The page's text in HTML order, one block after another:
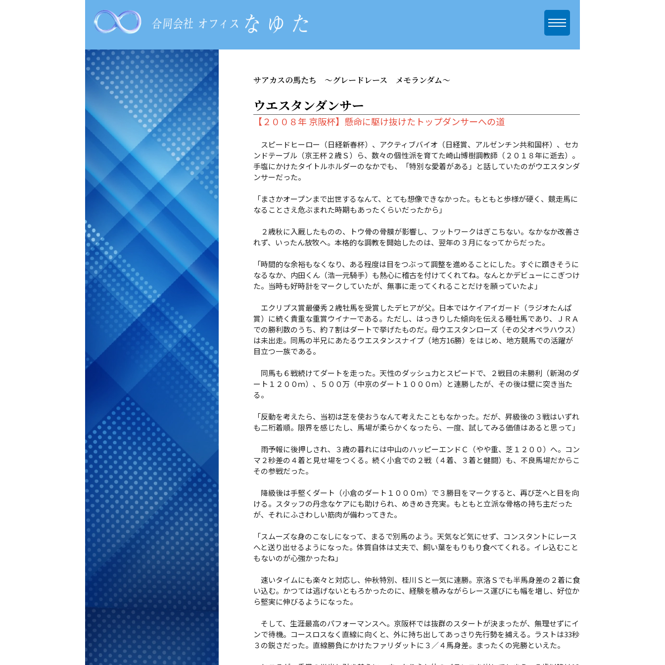
サアカスの馬たち ～グレードレース メモランダム～
ウエスタンダンサー
【２００８年 京阪杯】懸命に駆け抜けたトップダンサーへの道
スピードヒーロー（日経新春杯）、アクティブバイオ（日経賞、アルゼンチン共和国杯）、セカ
ンドテーブル（京王杯２歳Ｓ）ら、数々の個性派を育てた崎山博樹調教師（２０１８年に逝去）。
手塩にかけたタイトルホルダーのなかでも、「特別な愛着がある」と話していたのがウエスタンダ
ンサーだった。
「まさかオープンまで出世するなんて、とても想像できなかった。もともと歩様が硬く、競走馬に
なることさえ危ぶまれた時期もあったくらいだったから」
２歳秋に入厩したものの、トウ骨の骨膜が影響し、フットワークはぎこちない。なかなか改善さ
れず、いったん放牧へ。本格的な調教を開始したのは、翌年の３月になってからだった。
「時間的な余裕もなくなり、ある程度は目をつぶって調整を進めることにした。すぐに躓きそうに
なるなか、内田くん（浩一元騎手）も熱心に稽古を付けてくれてね。なんとかデビューにこぎつけ
た。当時も好時計をマークしていたが、無事に走ってくれることだけを願っていたよ」
エクリプス賞最優秀２歳牡馬を受賞したデヒアが父。日本ではケイアイガード（ラジオたんぱ
賞）に続く貴重な重賞ウイナーである。ただし、はっきりした傾向を伝える種牡馬であり、ＪＲＡ
での勝利数のうち、約７割はダートで挙げたものだ。母ウエスタンローズ（その父オペラハウス）
は未出走。同馬の半兄にあたるウエスタンスナイプ（地方16勝）をはじめ、地方競馬での活躍が
目立つ一族である。
同馬も６戦続けてダートを走った。天性のダッシュ力とスピードで、２戦目の未勝利（新潟のダ
ート１２００ｍ）、５００万（中京のダート１０００ｍ）と連勝したが、その後は壁に突き当た
る。
「反動を考えたら、当初は芝を使おうなんて考えたこともなかった。だが、昇級後の３戦はいずれ
も二桁着順。限界を感じたし、馬場が柔らかくなったら、一度、試してみる価値はあると思って」
雨予報に後押しされ、３歳の暮れには中山のハッピーエンドＣ（やや重、芝１２００）へ。コン
マ２秒差の４着と見せ場をつくる。続く小倉での２戦（４着、３着と健闘）も、不良馬場だからこ
その参戦だった。
降級後は手堅くダート（小倉のダート１０００ｍ）で３勝目をマークすると、再び芝へと目を向
ける。スタッフの丹念なケアにも助けられ、めきめき充実。もともと立派な骨格の持ち主だった
が、それにふさわしい筋肉が備わってきた。
「スムーズな身のこなしになって、まるで別馬のよう。天気など気にせず、コンスタントにレース
へと送り出せるようになった。体質自体は丈夫で、飼い葉をもりもり食べてくれる。イレ込むこと
もないのが心強かったね」
速いタイムにも楽々と対応し、仲秋特別、桂川Ｓと一気に連勝。京洛Ｓでも半馬身差の２着に食
い込む。かつては逃げないともろかったのに、経験を積みながらレース運びにも幅を増し、好位か
ら堅実に伸びるようになった。
そして、生涯最高のパフォーマンスへ。京阪杯では抜群のスタートが決まったが、無理せずにイ
ンで待機。コースロスなく直線に向くと、外に持ち出してあっさり先行勢を捕える。ラストは33秒
３の鋭さだった。直線勝負にかけたファリダットに３／４馬身差。まったくの完勝といえた。